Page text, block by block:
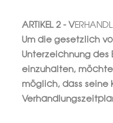
ARTIKEL 2 - V
Um die gesetzlich
Unterzeichnung des
einzuhalten,
möglich, dass seine